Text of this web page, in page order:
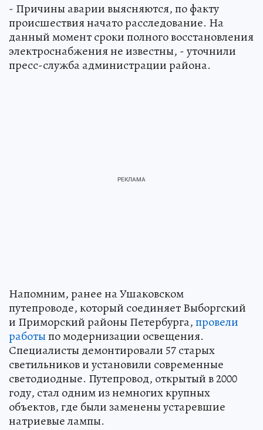
- Причины аварии выясняются, по факту
происшествия начато расследование. На
данный момент сроки полного восстановления
электроснабжения не известны, - уточнили
пресс-служба администрации района.
Напомним, ранее на Ушаковском
путепроводе, который соединяет Выборгский
и Приморский районы Петербурга,провели
работыпо модернизации освещения.
Специалисты демонтировали 57 старых
светильников и установили современные
светодиодные. Путепровод, открытый в 2000
году, стал одним из немногих крупных
объектов, где были заменены устаревшие
натриевые лампы.